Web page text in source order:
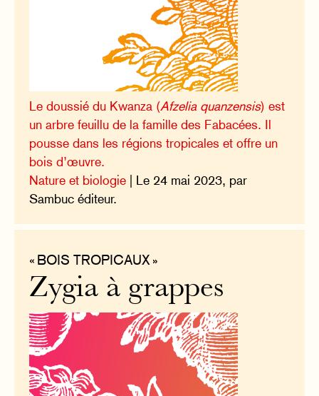
Le doussié du Kwanza (Afzelia quanzensis) est
un arbre feuillu de la famille des Fabacées. Il
pousse dans les régions tropicales et offre un
bois d’œuvre.
Nature et biologie | Le 24 mai 2023, par
Sambuc éditeur.
« BOIS TROPICAUX »
Zygia à grappes